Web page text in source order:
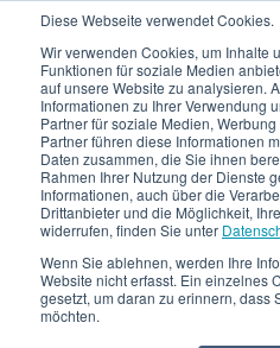
Diese Webseite verwendet Cookies.
Wir verwenden Cookies, um Inhalte
Funktionen für soziale Medien
auf unsere Website zu analysieren.
Informationen zu Ihrer Verwendung
Partner für soziale Medien,
Partner führen diese Informationen
Daten zusammen, die Sie ihnen
Rahmen Ihrer Nutzung der Dienste
Informationen, auch über die
Drittanbieter und die Möglichkeit,
widerrufen, finden Sie unter
Wenn Sie ablehnen, werden Ihre
Website nicht erfasst. Ein einzelnes
gesetzt, um daran zu erinnern, dass
möchten.